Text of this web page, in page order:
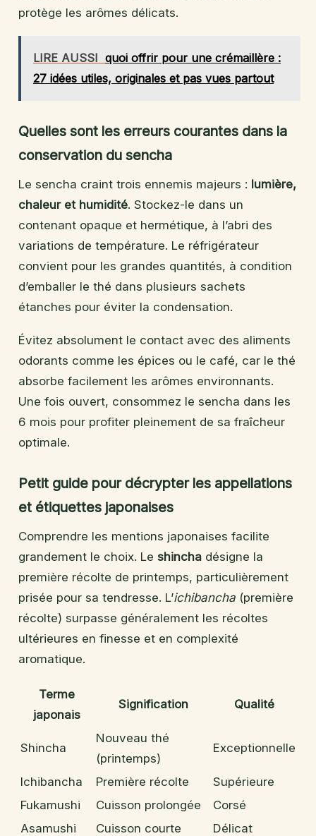
protège les arômes délicats.
LIRE AUSSI quoi offrir pour une crémaillère :
27 idées utiles, originales et pas vues partout
Quelles sont les erreurs courantes dans la
conservation du sencha
Le sencha craint trois ennemis majeurs : lumière,
chaleur et humidité. Stockez-le dans un
contenant opaque et hermétique, à l’abri des
variations de température. Le réfrigérateur
convient pour les grandes quantités, à condition
d’emballer le thé dans plusieurs sachets
étanches pour éviter la condensation.
Évitez absolument le contact avec des aliments
odorants comme les épices ou le café, car le thé
absorbe facilement les arômes environnants.
Une fois ouvert, consommez le sencha dans les
6 mois pour profiter pleinement de sa fraîcheur
optimale.
Petit guide pour décrypter les appellations
et étiquettes japonaises
Comprendre les mentions japonaises facilite
grandement le choix. Le shincha désigne la
première récolte de printemps, particulièrement
prisée pour sa tendresse. L’ichibancha (première
récolte) surpasse généralement les récoltes
ultérieures en finesse et en complexité
aromatique.
Terme
japonais
Signification Qualité
Shincha
Nouveau thé
(printemps)
Exceptionnelle
Ichibancha Première récolte
Supérieure
Fukamushi
Cuisson prolongée
Corsé
Asamushi
Cuisson courte
Délicat